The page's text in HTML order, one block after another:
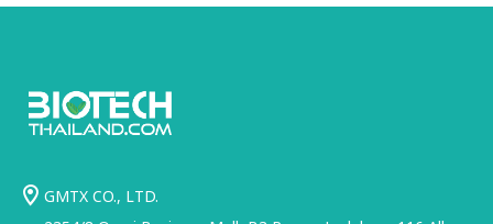
GMTX CO., LTD.